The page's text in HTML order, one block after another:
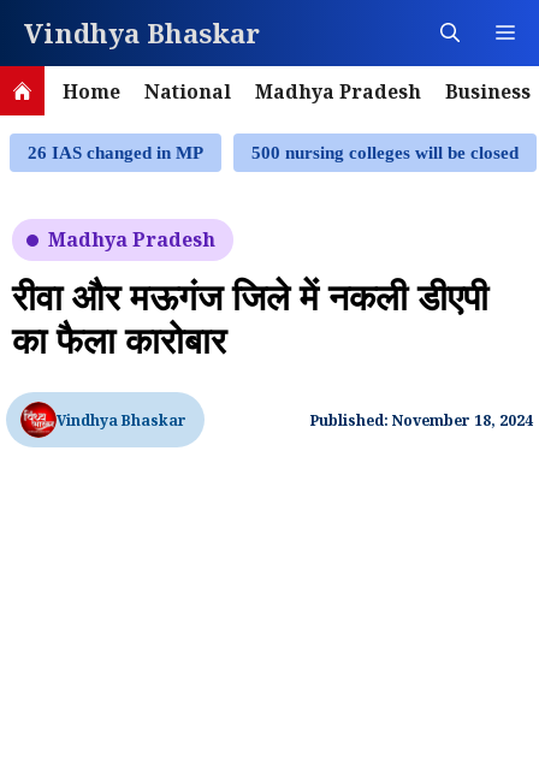
content
Vindhya Bhaskar
Home National Madhya Pradesh Business
26 IAS changed in MP 500 nursing colleges will be closed
Madhya Pradesh
रीवा और मऊगंज जिले में नकली डीएपी
का फैला कारोबार
Vindhya Bhaskar Published: November 18, 2024